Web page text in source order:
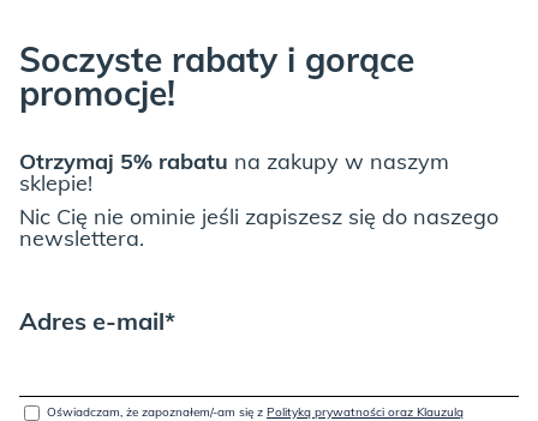
Soczyste rabaty i gorące
promocje!
Otrzymaj 5% rabatu na zakupy w naszym
sklepie!
Nic Cię nie ominie jeśli zapiszesz się do naszego
newslettera.
Adres e-mail*
Oświadczam, że zapoznałem/-am się z Polityką prywatności oraz Klauzulą